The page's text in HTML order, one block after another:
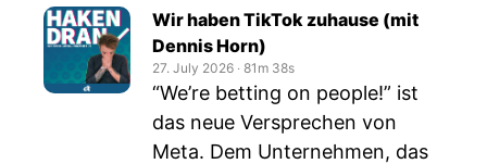
Wir haben TikTok zuhause (mit
Dennis Horn)
27. July 2026 ‧ 81m 38s
“We’re betting on people!” ist
das neue Versprechen von
Meta. Dem Unternehmen, das